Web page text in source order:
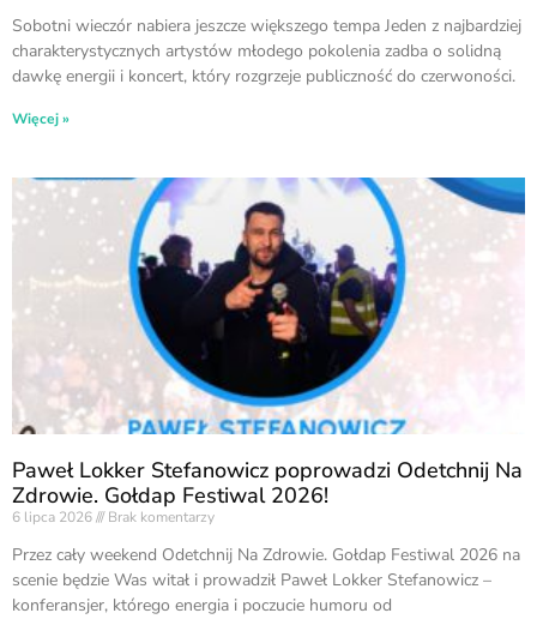
Sobotni wieczór nabiera jeszcze większego tempa Jeden z najbardziej
charakterystycznych artystów młodego pokolenia zadba o solidną
dawkę energii i koncert, który rozgrzeje publiczność do czerwoności.
Więcej »
Paweł Lokker Stefanowicz poprowadzi Odetchnij Na
Zdrowie. Gołdap Festiwal 2026!
6 lipca 2026 Brak komentarzy
Przez cały weekend Odetchnij Na Zdrowie. Gołdap Festiwal 2026 na
scenie będzie Was witał i prowadził Paweł Lokker Stefanowicz –
konferansjer, którego energia i poczucie humoru od